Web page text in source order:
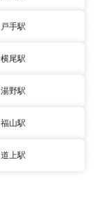
戸手駅
横尾駅
湯野駅
福山駅
道上駅